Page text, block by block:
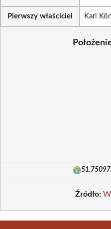
Pierwszy właściciel Karl
Źródło: